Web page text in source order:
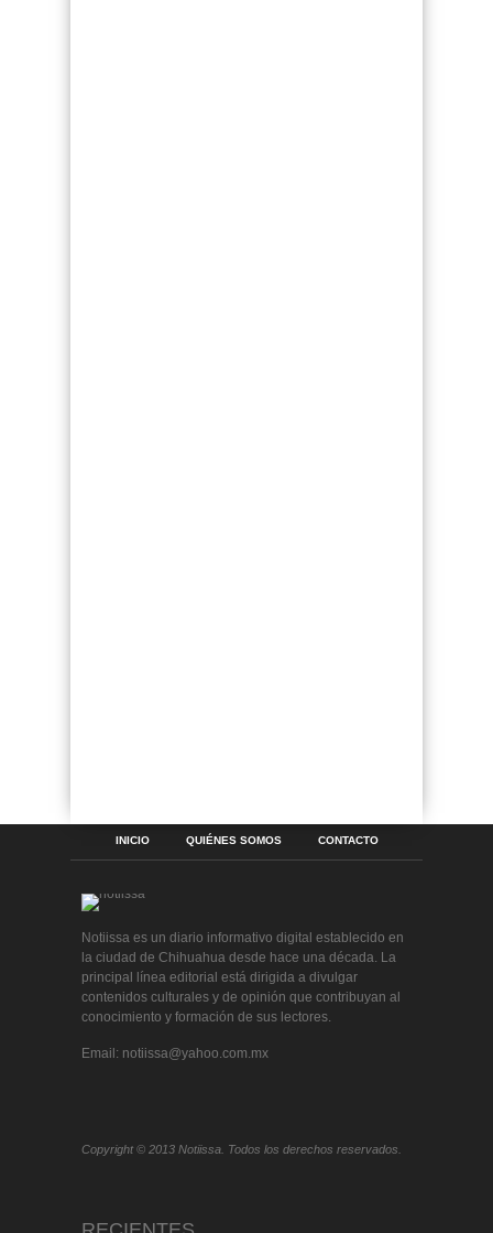
INICIO QUIÉNES SOMOS CONTACTO
Notiissa es un diario informativo digital establecido en
la ciudad de Chihuahua desde hace una década. La
principal línea editorial está dirigida a divulgar
contenidos culturales y de opinión que contribuyan al
conocimiento y formación de sus lectores.
Email: notiissa@yahoo.com.mx
Copyright © 2013 Notiissa. Todos los derechos reservados.